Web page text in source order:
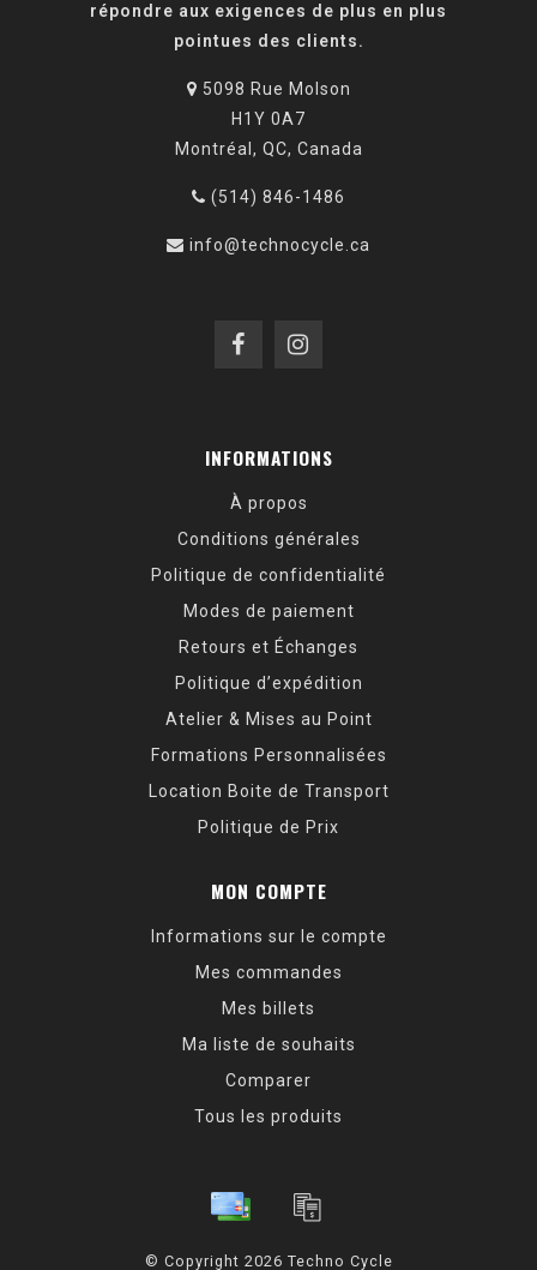
répondre aux exigences de plus en plus
pointues des clients.
5098 Rue Molson
H1Y 0A7
Montréal, QC, Canada
(514) 846-1486
info@technocycle.ca
INFORMATIONS
À propos
Conditions générales
Politique de confidentialité
Modes de paiement
Retours et Échanges
Politique d’expédition
Atelier & Mises au Point
Formations Personnalisées
Location Boite de Transport
Politique de Prix
MON COMPTE
Informations sur le compte
Mes commandes
Mes billets
Ma liste de souhaits
Comparer
Tous les produits
© Copyright 2026 Techno Cycle